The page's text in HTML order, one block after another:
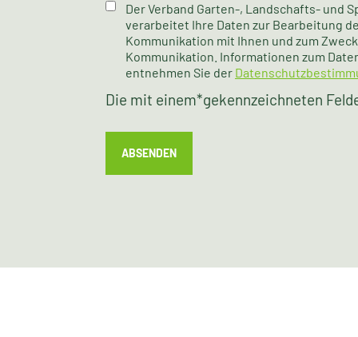
Der Verband Garten-, Landschafts- und
verarbeitet Ihre Daten zur Bearbeitung
Kommunikation mit Ihnen und zum
Kommunikation. Informationen zum
entnehmen Sie der
Die mit einem*gekennzeichneten
ABSENDEN